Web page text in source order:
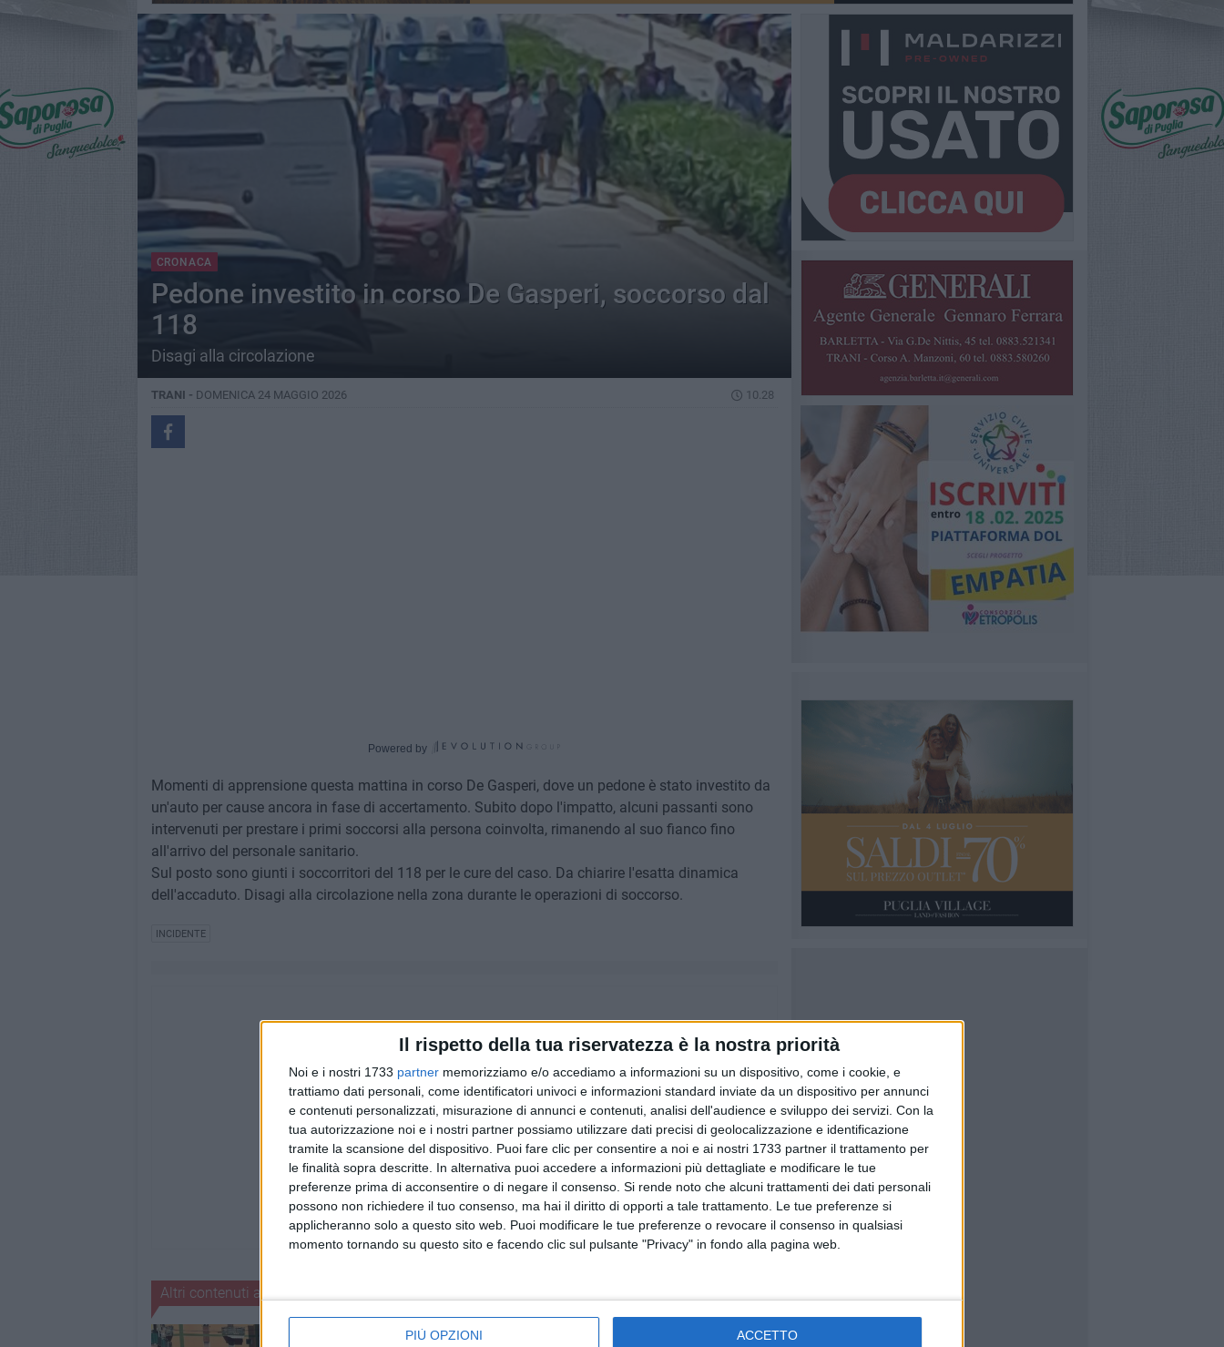
Il rispetto della tua riservatezza è la nostra priorità
Noi e i nostri 1733 partner memorizziamo e/o accediamo a informazioni su un dispositivo, come i cookie, e
trattiamo dati personali, come identificatori univoci e informazioni standard inviate da un dispositivo per annunci
e contenuti personalizzati, misurazione di annunci e contenuti, analisi dell'audience e sviluppo dei servizi. Con la
tua autorizzazione noi e i nostri partner possiamo utilizzare dati precisi di geolocalizzazione e identificazione
tramite la scansione del dispositivo. Puoi fare clic per consentire a noi e ai nostri 1733 partner il trattamento per
le finalità sopra descritte. In alternativa puoi accedere a informazioni più dettagliate e modificare le tue
preferenze prima di acconsentire o di negare il consenso. Si rende noto che alcuni trattamenti dei dati personali
possono non richiedere il tuo consenso, ma hai il diritto di opporti a tale trattamento. Le tue preferenze si
applicheranno solo a questo sito web. Puoi modificare le tue preferenze o revocare il consenso in qualsiasi
momento tornando su questo sito e facendo clic sul pulsante "Privacy" in fondo alla pagina web.
PIÙ OPZIONI ACCETTO
CRONACA
Pedone investito in corso De Gasperi, soccorso dal
118
Disagi alla circolazione
TRANI - DOMENICA 24 MAGGIO 2026 10.28
Powered by
Momenti di apprensione questa mattina in corso De Gasperi, dove un pedone è stato investito da
un'auto per cause ancora in fase di accertamento. Subito dopo l'impatto, alcuni passanti sono
intervenuti per prestare i primi soccorsi alla persona coinvolta, rimanendo al suo fianco fino
all'arrivo del personale sanitario.
Sul posto sono giunti i soccorritori del 118 per le cure del caso. Da chiarire l'esatta dinamica
dell'accaduto. Disagi alla circolazione nella zona durante le operazioni di soccorso.
INCIDENTE
Altri contenuti a tema